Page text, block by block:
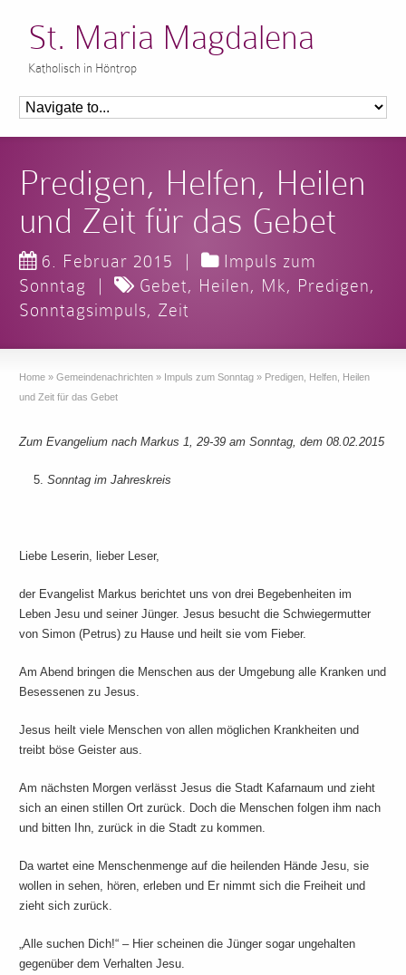
St. Maria Magdalena
Katholisch in Höntrop
Predigen, Helfen, Heilen
und Zeit für das Gebet
6. Februar 2015 |
Impuls zum
Sonntag
| Gebet, Heilen, Mk, Predigen,
Sonntagsimpuls, Zeit
Home » Gemeindenachrichten » Impuls zum Sonntag » Predigen, Helfen, Heilen
und Zeit für das Gebet
Zum Evangelium nach Markus 1, 29-39 am Sonntag, dem 08.02.2015
Sonntag im Jahreskreis
Liebe Leserin, lieber Leser,
der Evangelist Markus berichtet uns von drei Begebenheiten im
Leben Jesu und seiner Jünger. Jesus besucht die Schwiegermutter
von Simon (Petrus) zu Hause und heilt sie vom Fieber.
Am Abend bringen die Menschen aus der Umgebung alle Kranken und
Besessenen zu Jesus.
Jesus heilt viele Menschen von allen möglichen Krankheiten und
treibt böse Geister aus.
Am nächsten Morgen verlässt Jesus die Stadt Kafarnaum und zieht
sich an einen stillen Ort zurück. Doch die Menschen folgen ihm nach
und bitten Ihn, zurück in die Stadt zu kommen.
Da wartet eine Menschenmenge auf die heilenden Hände Jesu, sie
wollen in sehen, hören, erleben und Er nimmt sich die Freiheit und
zieht sich zurück.
„Alle suchen Dich!“ – Hier scheinen die Jünger sogar ungehalten
gegenüber dem Verhalten Jesu.